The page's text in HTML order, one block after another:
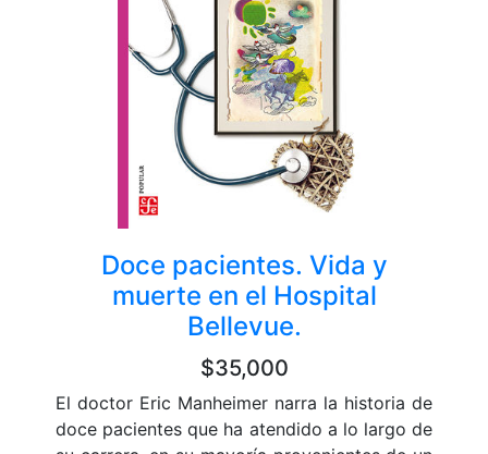
Doce pacientes. Vida y
muerte en el Hospital
Bellevue.
$35,000
El doctor Eric Manheimer narra la historia de
doce pacientes que ha atendido a lo largo de